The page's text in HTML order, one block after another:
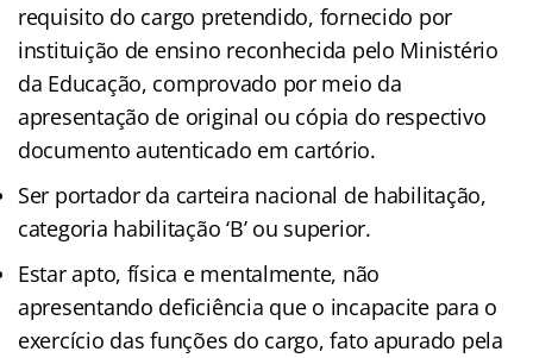
requisito do cargo pretendido, fornecido por
instituição de ensino reconhecida pelo Ministério
da Educação, comprovado por meio da
apresentação de original ou cópia do respectivo
documento autenticado em cartório.
Ser portador da carteira nacional de habilitação,
categoria habilitação ‘B’ ou superior.
Estar apto, física e mentalmente, não
apresentando deficiência que o incapacite para o
exercício das funções do cargo, fato apurado pela